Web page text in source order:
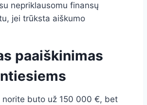
nepriklausomu finansų
jei trūksta aiškumo
paaiškinimas
norite buto už 150 000 €, bet